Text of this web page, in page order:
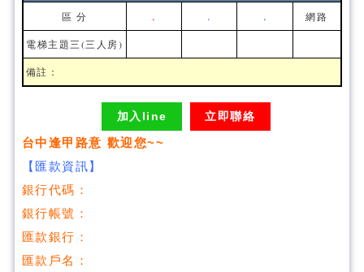
區 分 . . . 網路
電梯主題三(三人房)
備註：
加入line 立即聯絡
台中逢甲路意 歡迎您~~
【匯款資訊】
銀行代碼：
銀行帳號：
匯款銀行：
匯款戶名：